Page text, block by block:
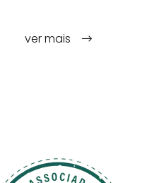
ver mais